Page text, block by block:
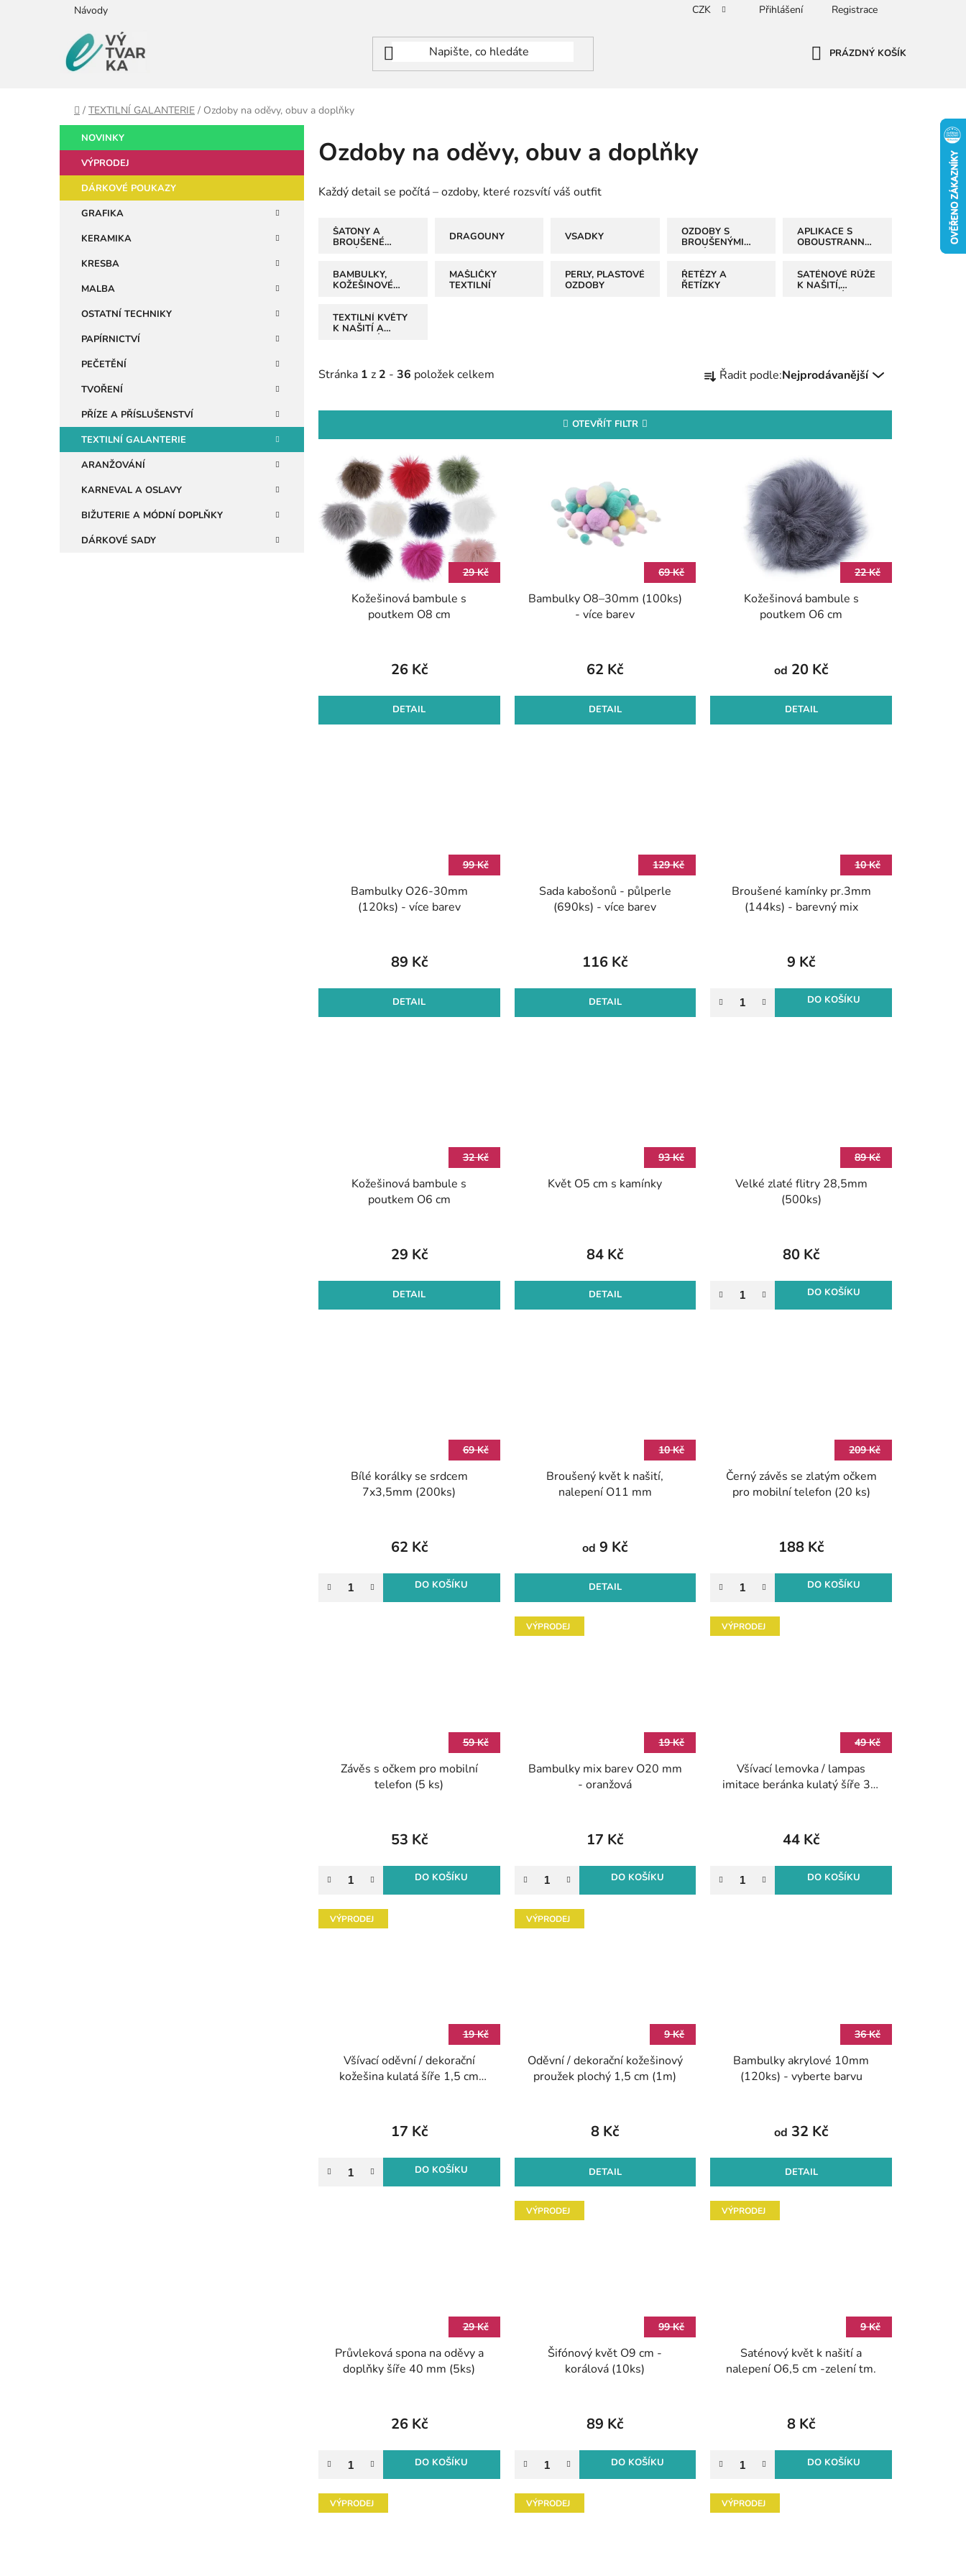
Návody CZK Přihlášení Registrace
NÁKUPNÍ
PRÁZDNÝ KOŠÍK
Domů
/ TEXTILNÍ GALANTERIE / Ozdoby na oděvy, obuv a doplňky
o
s
r
Přeskočit
kategorie
a
e
NOVINKY
VÝPRODEJ
DÁRKOVÉ POUKAZY
GRAFIKA
KERAMIKA
KRESBA
MALBA
OSTATNÍ TECHNIKY
PAPÍRNICTVÍ
PEČETĚNÍ
TVOŘENÍ
PŘÍZE A PŘÍSLUŠENSTVÍ
TEXTILNÍ GALANTERIE
ARANŽOVÁNÍ
KARNEVAL A OSLAVY
BIŽUTERIE A MÓDNÍ DOPLŇKY
DÁRKOVÉ SADY
Ozdoby na oděvy, obuv a doplňky
Každý detail se počítá – ozdoby, které rozsvítí váš outfit
ŠATONY A
BROUŠENÉ
DRAGOUNY VSADKY
OZDOBY S
BROUŠENÝMI
APLIKACE S
OBOUSTRANNÝMI
BAMBULKY,
KOŽEŠINOVÉ
MAŠLIČKY
TEXTILNÍ
PERLY, PLASTOVÉ
OZDOBY
ŘETĚZY A
ŘETÍZKY
SATÉNOVÉ RŮŽE
K NAŠITÍ,
TEXTILNÍ KVĚTY
K NAŠITÍ A
Stránka 1 z 2 - 36 položek celkem
a
n
Řadit podle:Nejprodávanější
OTEVŘÍT FILTR
i
s
29 Kč
Kožešinová bambule s
poutkem O8 cm
26 Kč
DETAIL
69 Kč
Bambulky O8–30mm (100ks)
- více barev
62 Kč
DETAIL
22 Kč
Kožešinová bambule s
poutkem O6 cm
od 20 Kč
DETAIL
99 Kč
Bambulky O26-30mm
(120ks) - více barev
89 Kč
DETAIL
129 Kč
Sada kabošonů - půlperle
(690ks) - více barev
116 Kč
DETAIL
10 Kč
Broušené kamínky pr.3mm
(144ks) - barevný mix
9 Kč
DO KOŠÍKU
32 Kč
Kožešinová bambule s
poutkem O6 cm
29 Kč
DETAIL
93 Kč
Květ O5 cm s kamínky
84 Kč
DETAIL
89 Kč
Velké zlaté flitry 28,5mm
(500ks)
80 Kč
DO KOŠÍKU
69 Kč
Bílé korálky se srdcem
7x3,5mm (200ks)
62 Kč
DO KOŠÍKU
10 Kč
Broušený květ k našití,
nalepení O11 mm
od 9 Kč
DETAIL
209 Kč
Černý závěs se zlatým očkem
pro mobilní telefon (20 ks)
188 Kč
DO KOŠÍKU
59 Kč
Závěs s očkem pro mobilní
telefon (5 ks)
53 Kč
DO KOŠÍKU
VÝPRODEJ
19 Kč
Bambulky mix barev O20 mm
- oranžová
17 Kč
DO KOŠÍKU
VÝPRODEJ
49 Kč
Všívací lemovka / lampas
imitace beránka kulatý šíře 3,5
44 Kč
DO KOŠÍKU
VÝPRODEJ
19 Kč
Všívací oděvní / dekorační
kožešina kulatá šíře 1,5 cm
17 Kč
DO KOŠÍKU
VÝPRODEJ
9 Kč
Oděvní / dekorační kožešinový
proužek plochý 1,5 cm (1m)
8 Kč
DETAIL
36 Kč
Bambulky akrylové 10mm
(120ks) - vyberte barvu
od 32 Kč
DETAIL
29 Kč
Průvleková spona na oděvy a
doplňky šíře 40 mm (5ks)
26 Kč
DO KOŠÍKU
VÝPRODEJ
99 Kč
Šifónový květ O9 cm -
korálová (10ks)
89 Kč
DO KOŠÍKU
VÝPRODEJ
9 Kč
Saténový květ k našití a
nalepení O6,5 cm -zelení tm.
8 Kč
DO KOŠÍKU
VÝPRODEJ VÝPRODEJ VÝPRODEJ